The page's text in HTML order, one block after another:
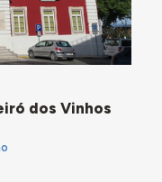
dos Vinhos